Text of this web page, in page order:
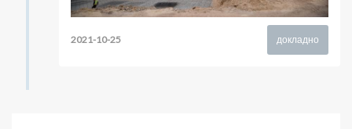
докладно
2021-10-25